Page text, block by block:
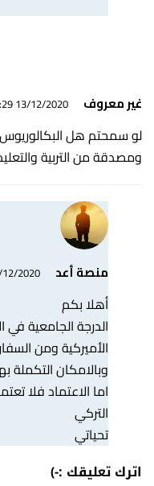
غير معروف 13/12/2020 6:29 ص
لو سمحتم هل
ومصدقة من التربية
منصة أعد 13/12/2020
أهلا بكم
الدرجة الجامعية في
الأميركية ومن
وبالامكان التكملة
اما الاعتماد فلا
التركي
تحياتي
اترك تعليقك :-)